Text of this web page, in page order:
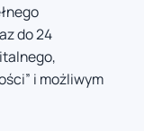
do 24
i możliwym